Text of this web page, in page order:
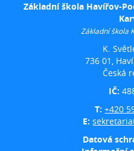
Základní škola Havířov-
Základní škola
K.
736 01,
Česká
IČ:
T:+420
E:
Datová